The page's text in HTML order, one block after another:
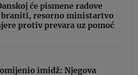
će pismene radove
resorno ministartvo
protiv prevara uz pomoć
imidž: Njegova